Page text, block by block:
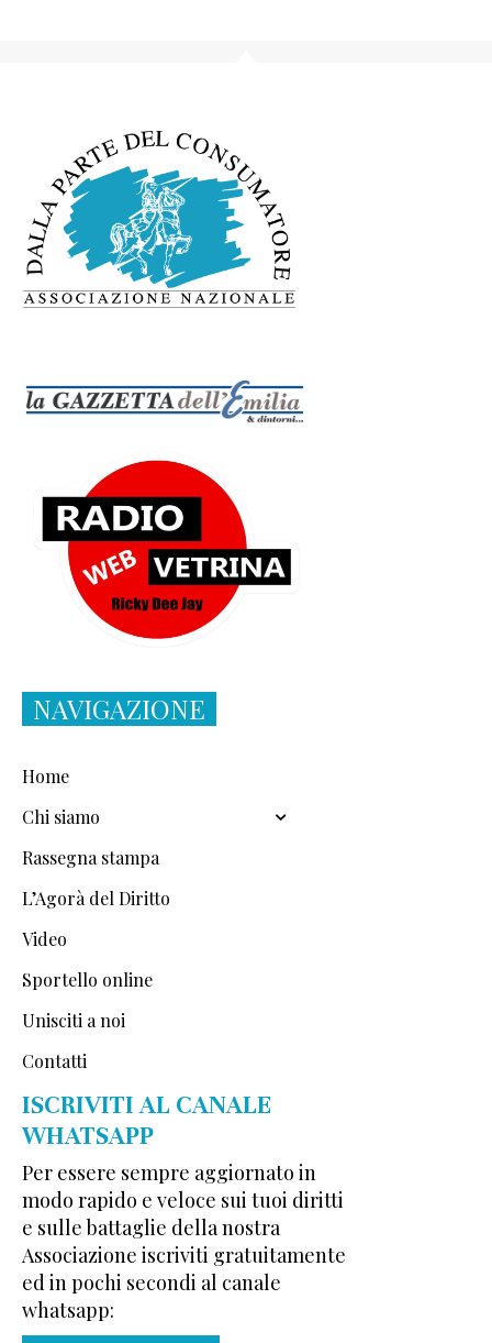
NAVIGAZIONE
Home
Chi siamo
Rassegna stampa
L’Agorà del Diritto
Video
Sportello online
Unisciti a noi
Contatti
ISCRIVITI AL CANALE
WHATSAPP
Per essere sempre aggiornato in
modo rapido e veloce sui tuoi diritti
e sulle battaglie della nostra
Associazione iscriviti gratuitamente
ed in pochi secondi al canale
whatsapp: